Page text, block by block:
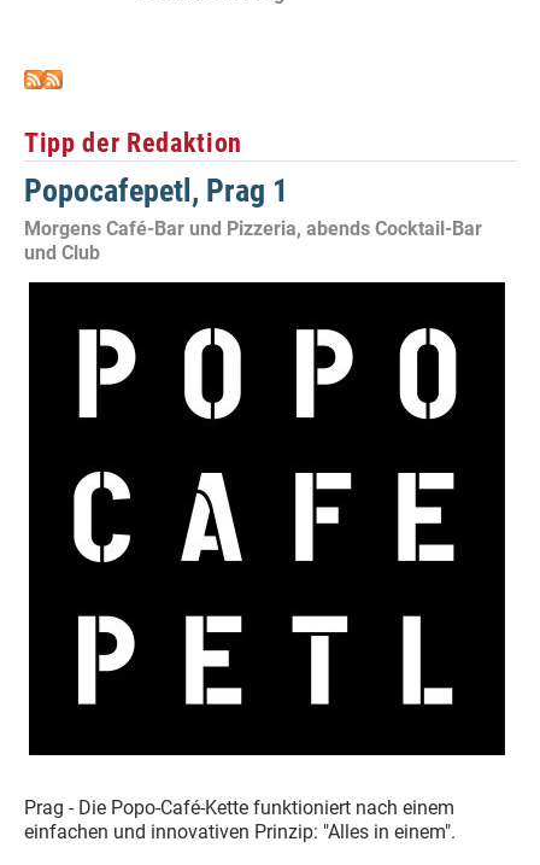
Tipp der Redaktion
Popocafepetl, Prag 1
Morgens Café-Bar und Pizzeria, abends Cocktail-Bar
und Club
Prag - Die Popo-Café-Kette funktioniert nach einem
einfachen und innovativen Prinzip: "Alles in einem".